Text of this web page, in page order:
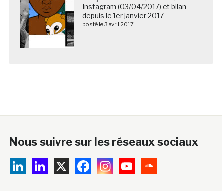
Instagram (03/04/2017) et bilan
depuis le 1er janvier 2017
posté le 3 avril 2017
Nous suivre sur les réseaux sociaux